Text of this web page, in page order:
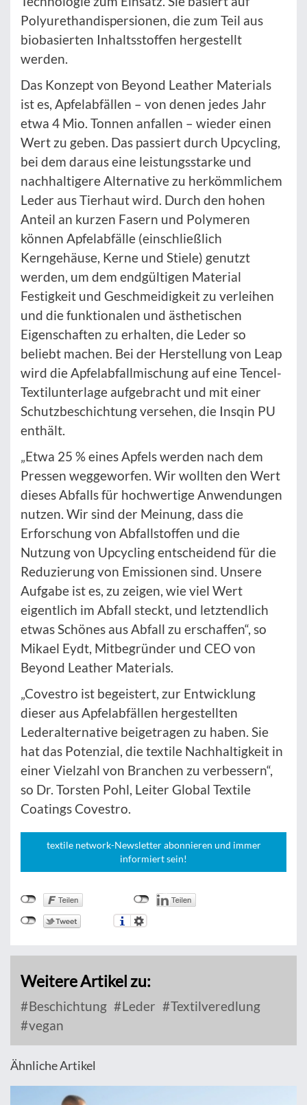
Polyurethandispersionen, die zum Teil aus
biobasierten Inhaltsstoffen hergestellt
werden.
Das Konzept von Beyond Leather Materials
ist es, Apfelabfällen – von denen jedes Jahr
etwa 4 Mio. Tonnen anfallen – wieder einen
Wert zu geben. Das passiert durch Upcycling,
bei dem daraus eine leistungsstarke und
nachhaltigere Alternative zu herkömmlichem
Leder aus Tierhaut wird. Durch den hohen
Anteil an kurzen Fasern und Polymeren
können Apfelabfälle (einschließlich
Kerngehäuse, Kerne und Stiele) genutzt
werden, um dem endgültigen Material
Festigkeit und Geschmeidigkeit zu verleihen
und die funktionalen und ästhetischen
Eigenschaften zu erhalten, die Leder so
beliebt machen. Bei der Herstellung von Leap
wird die Apfelabfallmischung auf eine Tencel-
Textilunterlage aufgebracht und mit einer
Schutzbeschichtung versehen, die Insqin PU
enthält.
„Etwa 25 % eines Apfels werden nach dem
Pressen weggeworfen. Wir wollten den Wert
dieses Abfalls für hochwertige Anwendungen
nutzen. Wir sind der Meinung, dass die
Erforschung von Abfallstoffen und die
Nutzung von Upcycling entscheidend für die
Reduzierung von Emissionen sind. Unsere
Aufgabe ist es, zu zeigen, wie viel Wert
eigentlich im Abfall steckt, und letztendlich
etwas Schönes aus Abfall zu erschaffen“, so
Mikael Eydt, Mitbegründer und CEO von
Beyond Leather Materials.
„Covestro ist begeistert, zur Entwicklung
dieser aus Apfelabfällen hergestellten
Lederalternative beigetragen zu haben. Sie
hat das Potenzial, die textile Nachhaltigkeit in
einer Vielzahl von Branchen zu verbessern“,
so Dr. Torsten Pohl, Leiter Global Textile
Coatings Covestro.
textile network-Newsletter abonnieren und immer
informiert sein!
Weitere Artikel zu:
Beschichtung Leder
Textilveredlung
vegan
Ähnliche Artikel